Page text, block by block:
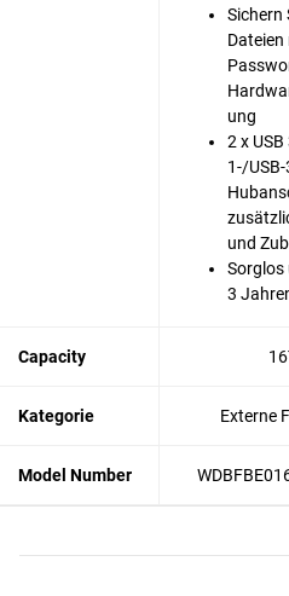
Sichern
Dateien
ung
2 x
1-/
und
Sorglos
3
Capacity
Kategorie Externe
Model Number